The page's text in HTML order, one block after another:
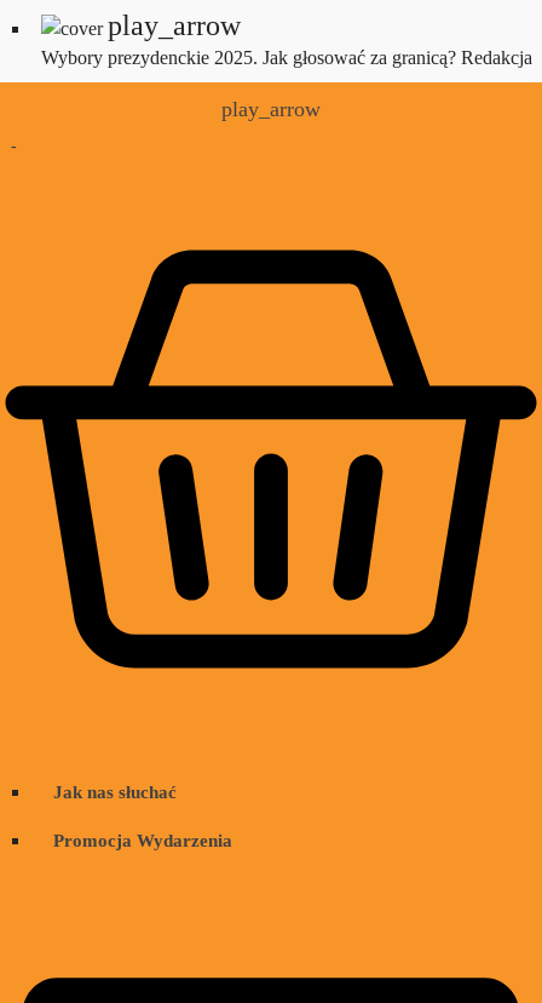
play_arrow
Wybory prezydenckie 2025. Jak głosować za granicą? Redakcja
play_arrow
-
Jak nas słuchać
Promocja Wydarzenia